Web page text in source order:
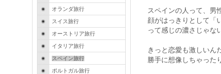
オランダ旅行
スイス旅行
オーストリア旅行
イタリア旅行
スペイン旅行
ポルトガル旅行
スペインの人って、男
顔がはっきりとして「
って感じの濃さじゃな
きっと恋愛も激しいん
勝手に想像しちゃった